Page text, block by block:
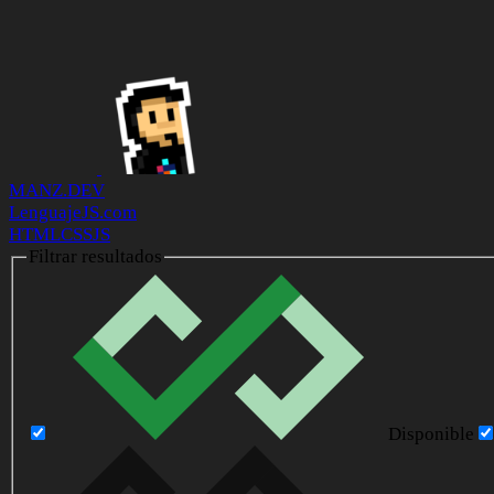
MANZ.DEV
LenguajeJS.com
HTMLCSSJS
Filtrar resultados
Disponible